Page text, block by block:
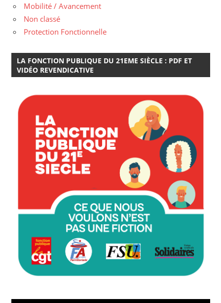
Mobilité / Avancement
Non classé
Protection Fonctionnelle
LA FONCTION PUBLIQUE DU 21EME SIÈCLE : PDF ET
VIDÉO REVENDICATIVE